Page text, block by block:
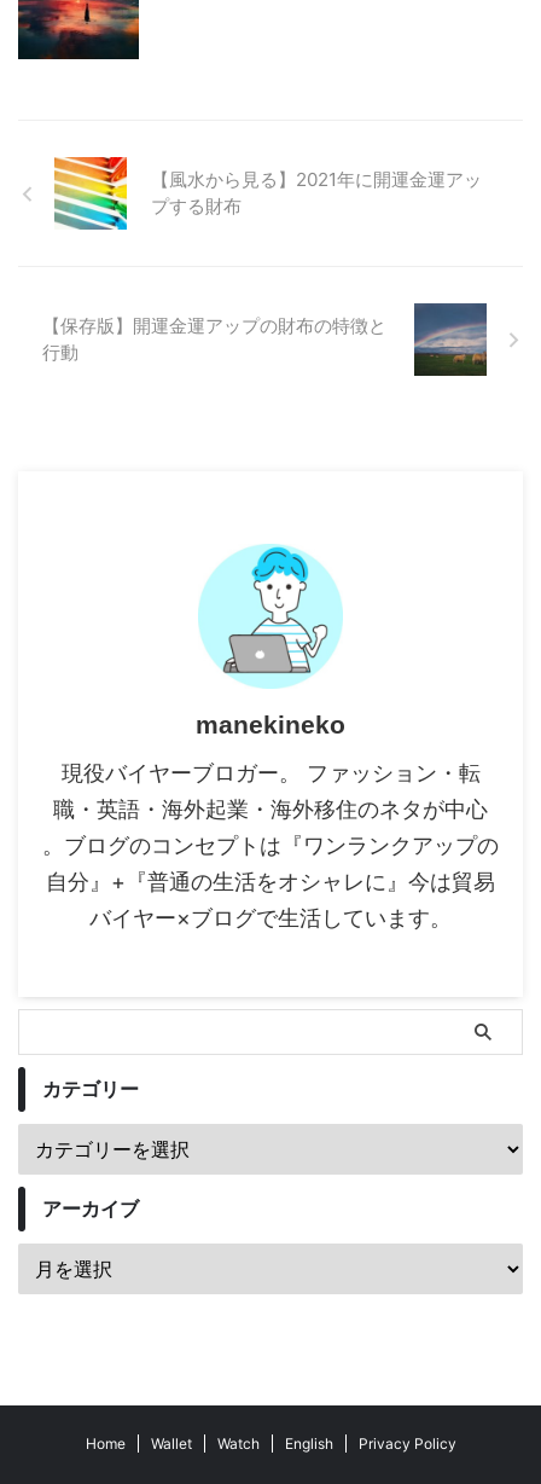
【風水から見る】2021年に開運金運アッ
プする財布
【保存版】開運金運アップの財布の特徴と
行動
manekineko
現役バイヤーブロガー。 ファッション・転
職・英語・海外起業・海外移住のネタが中心
。ブログのコンセプトは『ワンランクアップの
自分』+『普通の生活をオシャレに』今は貿易
バイヤー×ブログで生活しています。
カテゴリー
アーカイブ
Home Wallet Watch English Privacy Policy